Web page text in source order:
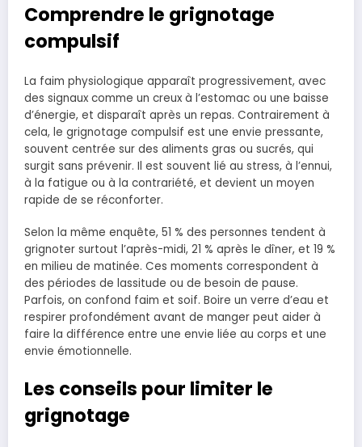
Comprendre le grignotage
compulsif
La faim physiologique apparaît progressivement, avec
des signaux comme un creux à l’estomac ou une baisse
d’énergie, et disparaît après un repas. Contrairement à
cela, le grignotage compulsif est une envie pressante,
souvent centrée sur des aliments gras ou sucrés, qui
surgit sans prévenir. Il est souvent lié au stress, à l’ennui,
à la fatigue ou à la contrariété, et devient un moyen
rapide de se réconforter.
Selon la même enquête, 51 % des personnes tendent à
grignoter surtout l’après-midi, 21 % après le dîner, et 19 %
en milieu de matinée. Ces moments correspondent à
des périodes de lassitude ou de besoin de pause.
Parfois, on confond faim et soif. Boire un verre d’eau et
respirer profondément avant de manger peut aider à
faire la différence entre une envie liée au corps et une
envie émotionnelle.
Les conseils pour limiter le
grignotage